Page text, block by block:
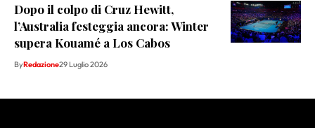
Dopo il colpo di Cruz Hewitt,
l’Australia festeggia ancora: Winter
supera Kouamé a Los Cabos
ByRedazione29 Luglio 2026